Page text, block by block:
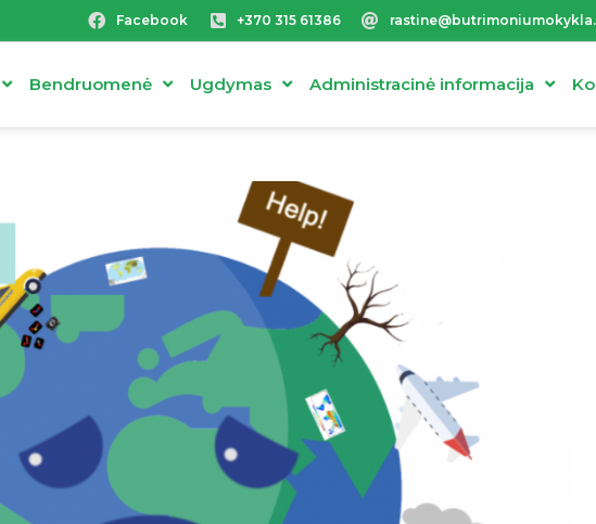
Facebook +370 315 61386
Bendruomenė Ugdymas Administracinė informacija